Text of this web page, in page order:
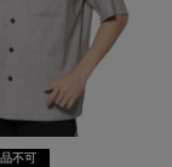
不可